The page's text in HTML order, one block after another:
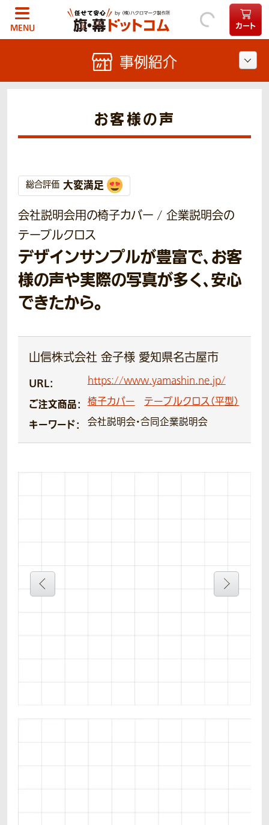
MENU カート
お客様の声
総合評価 大変満足
会社説明会用の椅子カバー / 企業説明会の
テーブルクロス
デザインサンプルが豊富で、お客
様の声や実際の写真が多く、安心
できたから。
山信株式会社 金子様 愛知県名古屋市
URL： https://www.yamashin.ne.jp/
ご注文商品： 椅子カバー テーブルクロス（平型）
キーワード： 会社説明会・合同企業説明会
事例紹介